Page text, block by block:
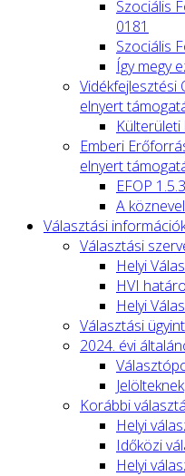
Szociális
0181
Szociális
Így megy
Vidékfejlesztési
elnyert
Emberi
elnyert
EFOP
A
Választási
Választási
Helyi
HVI
Helyi
Választási
2024. évi
Jelölteknek
Korábbi
Helyi
Időközi
Helyi